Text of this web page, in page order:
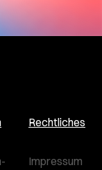
Rechtliches
Impressum